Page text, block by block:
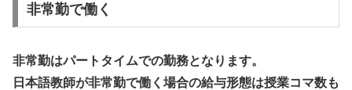
非常勤で働く
非常勤はパートタイムでの勤務となります。
日本語教師が非常勤で働く場合の給与形態は授業コマ数も